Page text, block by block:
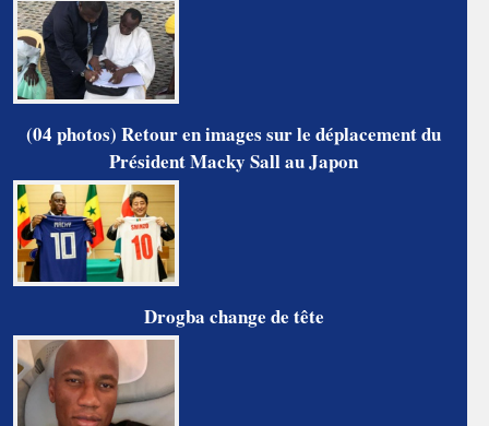
(04 photos) Retour en images sur le déplacement du
Président Macky Sall au Japon
Drogba change de tête